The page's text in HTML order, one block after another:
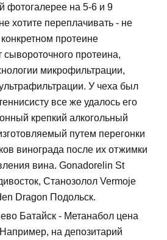
фотогалерее на 5-6 и 9
хотите переплачивать - не
протеине
сывороточного протеина,
микрофильтрации,
У чеха был
все же удалось его
крепкий алкогольный
путем перегонки
винограда после их отжимки
вина. Gonadorelin St
Станозолол Vermoje
Dragon Подольск.
Батайск - Метанабол цена
на депозитарий